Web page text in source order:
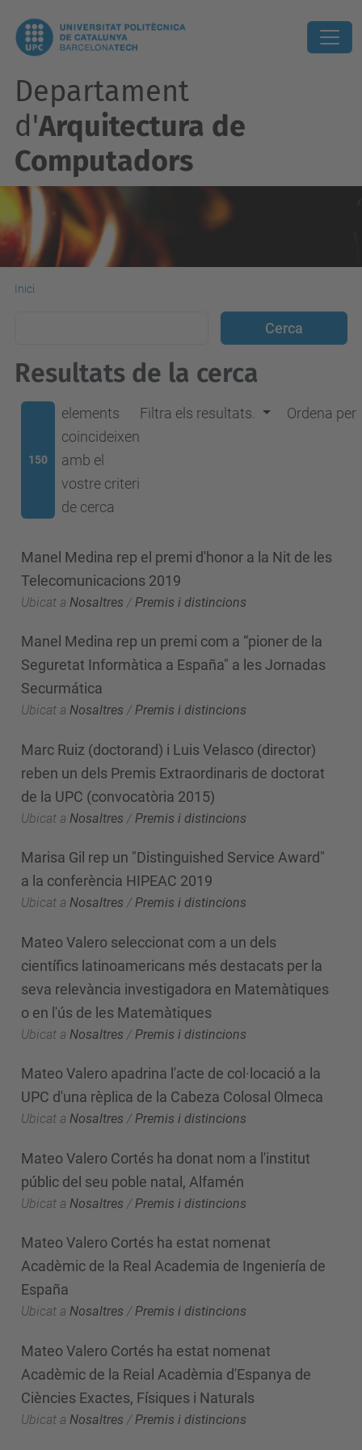
Departament
d'Arquitectura de
Computadors
Inici
Resultats de la cerca
150
elements
coincideixen
amb el
vostre criteri
de cerca
Filtra els resultats. Ordena per
Manel Medina rep el premi d'honor a la Nit de les
Telecomunicacions 2019
Ubicat a Nosaltres / Premis i distincions
Manel Medina rep un premi com a “pioner de la
Seguretat Informàtica a España" a les Jornadas
Securmática
Ubicat a Nosaltres /Premis i distincions
Marc Ruiz (doctorand) i Luis Velasco (director)
reben un dels Premis Extraordinaris de doctorat
de la UPC (convocatòria 2015)
Ubicat a Nosaltres / Premis i distincions
Marisa Gil rep un "Distinguished Service Award"
a la conferència HIPEAC 2019
Ubicat a Nosaltres /Premis i distincions
Mateo Valero seleccionat com a un dels
científics latinoamericans més destacats per la
seva relevància investigadora en Matemàtiques
o en l'ús de les Matemàtiques
Ubicat a Nosaltres / Premis i distincions
Mateo Valero apadrina l'acte de col·locació a la
UPC d'una rèplica de la Cabeza Colosal Olmeca
Ubicat a Nosaltres /Premis i distincions
Mateo Valero Cortés ha donat nom a l'institut
públic del seu poble natal, Alfamén
Ubicat a Nosaltres / Premis i distincions
Mateo Valero Cortés ha estat nomenat
Acadèmic de la Real Academia de Ingeniería de
España
Ubicat a Nosaltres /Premis i distincions
Mateo Valero Cortés ha estat nomenat
Acadèmic de la Reial Acadèmia d'Espanya de
Ciències Exactes, Físiques i Naturals
Ubicat a Nosaltres / Premis i distincions